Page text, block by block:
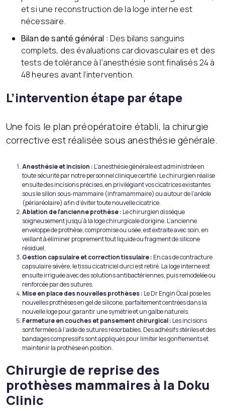
et si une reconstruction de la loge interne est
nécessaire.
Bilan de santé général : Des bilans sanguins
complets, des évaluations cardiovasculaires et des
tests de tolérance à l’anesthésie sont finalisés 24 à
48 heures avant l’intervention.
L’intervention étape par étape
Une fois le plan préopératoire établi, la chirurgie
corrective est réalisée sous anesthésie générale.
Anesthésie et incision : L’anesthésie générale est administrée en
toute sécurité par notre personnel clinique certifié. Le chirurgien réalise
ensuite des incisions précises, en privilégiant vos cicatrices existantes
sous le sillon sous-mammaire (inframammaire) ou autour de l’aréole
(périaréolaire) afin d’éviter toute nouvelle cicatrice.
Ablation de l’ancienne prothèse : Le chirurgien dissèque
soigneusement jusqu’à la loge chirurgicale d’origine. L’ancienne
enveloppe de prothèse, compromise ou usée, est extraite avec soin, en
veillant à éliminer proprement tout liquide ou fragment de silicone
résiduel.
Gestion capsulaire et correction tissulaire : En cas de contracture
capsulaire sévère, le tissu cicatriciel durci est retiré. La loge interne est
ensuite irriguée avec des solutions antibactériennes, puis remodelée ou
renforcée par des sutures.
Mise en place des nouvelles prothèses : Le Dr Engin Öcal pose les
nouvelles prothèses en gel de silicone, parfaitement centrées dans la
nouvelle loge pour garantir une symétrie et un galbe naturels.
Fermeture en couches et pansement chirurgical : Les incisions
sont fermées à l’aide de sutures résorbables. Des adhésifs stériles et des
bandages compressifs sont appliqués pour limiter les gonflements et
maintenir la prothèse en position.
Chirurgie de reprise des
prothèses mammaires à la Doku
Clinic